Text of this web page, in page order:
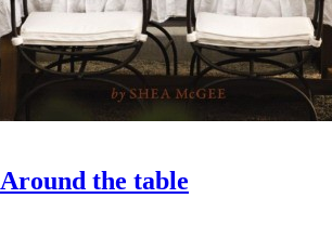
Around the table